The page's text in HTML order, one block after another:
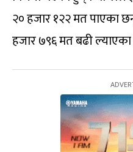
२० हजार १२२ मत पाएका
हजार ७९६ मत बढी